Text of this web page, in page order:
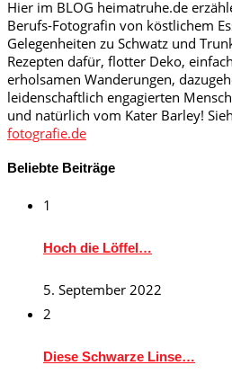
Hier im BLOG heimatruhe.de
Berufs-Fotografin von köstlichem
Gelegenheiten zu Schwatz und
Rezepten dafür, flotter Deko,
erholsamen Wanderungen,
leidenschaftlich engagierten
und natürlich vom Kater Barley!
fotografie.de
Beliebte Beiträge
1
Hoch die Löffel…
5. September 2022
2
Diese Schwarze Linse…